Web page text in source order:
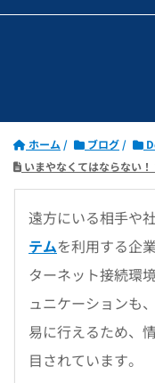
ホーム ブログ
いまやなくてはならない
遠方にいる相手や
テムを利用する企
ターネット接続環
ュニケーションも
易に行えるため、
目されています。